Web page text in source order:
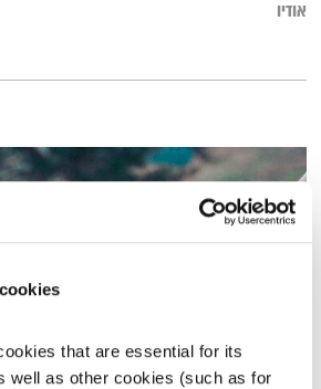
that are essential for its
well as other cookies (such as for
אודיו